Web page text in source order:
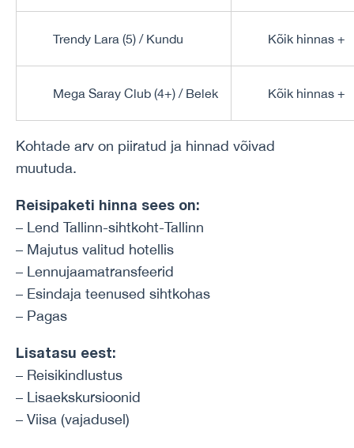
Trendy Lara (5) / Kundu Kõik hinnas +
Mega Saray Club (4+) / Belek Kõik hinnas +
Kohtade arv on piiratud ja hinnad võivad
muutuda.
Reisipaketi hinna sees on:
– Lend Tallinn-sihtkoht-Tallinn
– Majutus valitud hotellis
– Lennujaamatransfeerid
– Esindaja teenused sihtkohas
– Pagas
Lisatasu eest:
– Reisikindlustus
– Lisaekskursioonid
– Viisa (vajadusel)